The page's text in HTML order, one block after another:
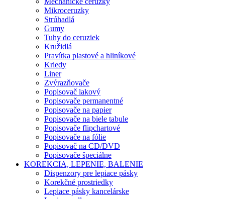
Mikroceruzky
Strúhadlá
Gumy
Tuhy do ceruziek
Kružidlá
Pravítka plastové a hliníkové
Kriedy
Liner
Zvýrazňovače
Popisovač lakový
Popisovače permanentné
Popisovače na papier
Popisovače na biele tabule
Popisovače flipchartové
Popisovače na fólie
Popisovač na CD/DVD
Popisovače špeciálne
KOREKCIA, LEPENIE, BALENIE
Dispenzory pre lepiace pásky
Korekčné prostriedky
Lepiace pásky kancelárske